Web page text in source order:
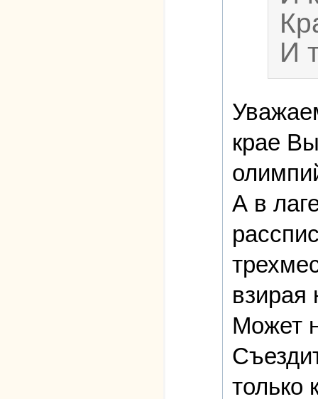
И
крае
А в
взирая
Может
только